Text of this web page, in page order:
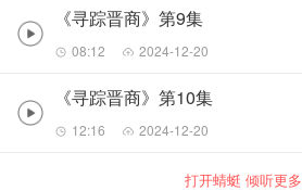
《寻踪晋商》第9集
08:12 2024-12-20
《寻踪晋商》第10集
12:16 2024-12-20
打开蜻蜓 倾听更多